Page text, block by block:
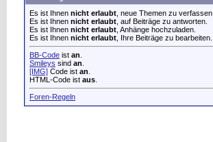
Es ist Ihnen nicht erlaubt , neue Themen zu verfassen.
Es ist Ihnen nicht erlaubt , auf Beiträge zu antworten.
Es ist Ihnen nicht erlaubt , Anhänge hochzuladen.
Es ist Ihnen nicht erlaubt , Ihre Beiträge zu bearbeiten.
BB-Code ist an
Smileys sind an
[IMG] Code ist an
HTML-Code ist aus
Foren-Regeln